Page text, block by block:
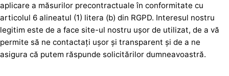
aplicare a măsurilor precontractuale în conformitate cu
articolul 6 alineatul (1) litera (b) din RGPD. Interesul nostru
legitim este de a face site-ul nostru ușor de utilizat, de a vă
permite să ne contactați ușor și transparent și de a ne
asigura că putem răspunde solicitărilor dumneavoastră.